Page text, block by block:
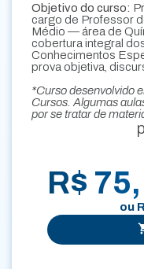
Objetivo do curso:
cargo de Professor
Médio — área de
cobertura integral
Conhecimentos
prova objetiva,
*Curso desenvolvido
Cursos. Algumas
por se tratar de
R$
ou